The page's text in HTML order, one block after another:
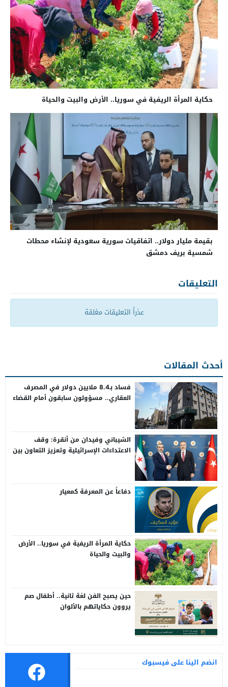
حكاية المرأة الريفية في سوريا.. الأرض والبيت والحياة
بقيمة مليار دولار.. اتفاقيات سورية سعودية لإنشاء محطات
شمسية بريف دمشق
التعليقات
عذراً التعليقات مغلقة
أحدث المقالات
فساد بـ8.4 ملايين دولار في المصرف
العقاري.. مسؤولون سابقون أمام القضاء
الشيباني وفيدان من أنقرة: وقف
الاعتداءات الإسرائيلية وتعزيز التعاون بين
دفاعاً عن المعرفة كمعيار
حكاية المرأة الريفية في سوريا.. الأرض
والبيت والحياة
حين يصبح الفن لغة ثانية.. أطفال صم
يروون حكاياتهم بالألوان
انضم الينا على فيسبوك